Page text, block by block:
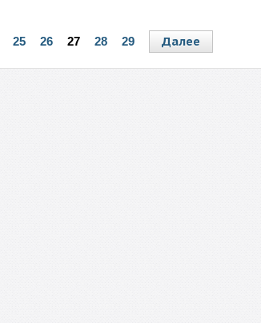
25 26 27 28 29 Далее